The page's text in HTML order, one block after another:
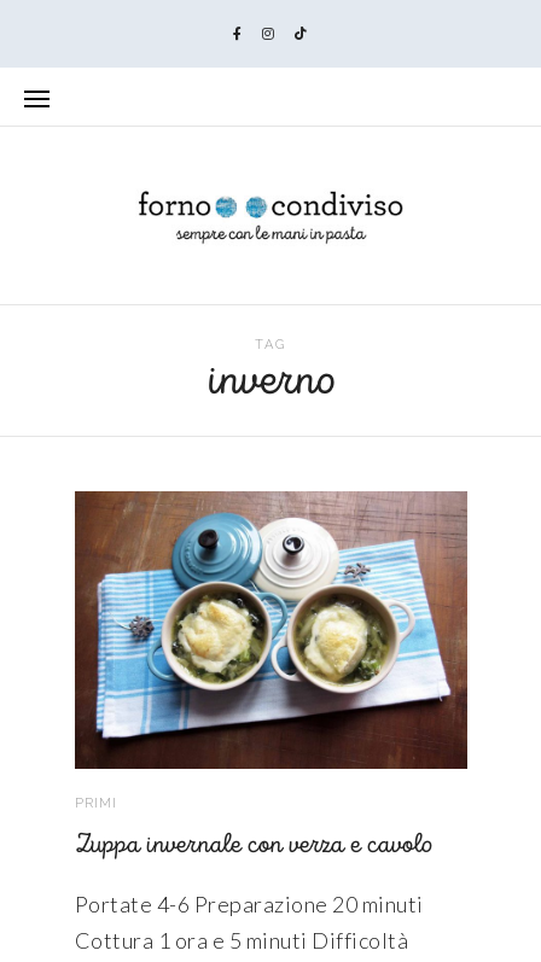
TAG
inverno
PRIMI
Zuppa invernale con verza e cavolo
Portate 4-6 Preparazione 20 minuti
Cottura 1 ora e 5 minuti Difficoltà